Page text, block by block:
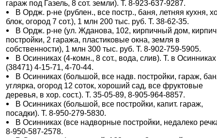
гараж под Газель, 8 сот. земли). Т. 8-923-637-9287.
В Ордж. р-не (рублен., все постр., баня, летняя кухня,
блок, огород 7 сот.), 1 млн 200 тыс. руб. Т. 38-62-35.
В Ордж. р-не (ул. Жданова, 102, кирпичный дом,
постройки, 2 гаража, пластиковые окна, земля в
собственности), 1 млн 300 тыс. руб. Т. 8-902-759-5905.
В Осинниках (4-комн., 8 сот., вода, слив). Т. в Осинниках
(38471) 4-15-71, 4-70-44.
В Осинниках (большой, все надв. постройки, гараж,
углярка, огород 12 соток, хороший сад, все фруктовые
деревья, в хор. сост.). Т. 35-05-89, 8-905-964-8857.
В Осинниках (большой, все постройки, капит. гараж,
посадки). Т. 8-950-279-5830.
В Осинниках (все надворные постройки, недалеко
8-950-587-2578.